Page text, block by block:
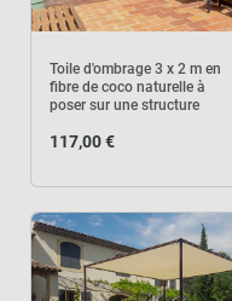
Toile d'ombrage 3 x 2 m en
fibre de coco naturelle à
poser sur une structure
117,00 €